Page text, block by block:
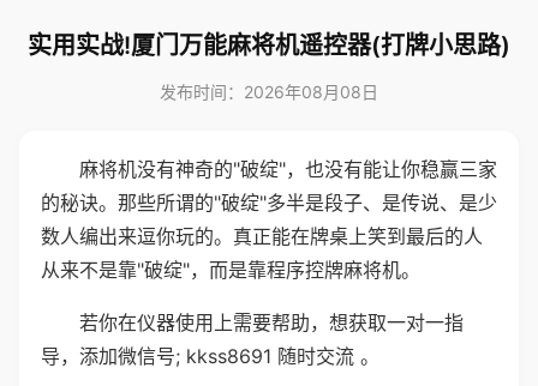
实用实战!厦门万能麻将机遥控器(打牌小思路)
发布时间：2026年08月08日
麻将机没有神奇的"破绽"，也没有能让你稳赢三家
的秘诀。那些所谓的"破绽"多半是段子、是传说、是少
数人编出来逗你玩的。真正能在牌桌上笑到最后的人
从来不是靠"破绽"，而是靠程序控牌麻将机。
若你在仪器使用上需要帮助，想获取一对一指
导，添加微信号; kkss8691 随时交流 。